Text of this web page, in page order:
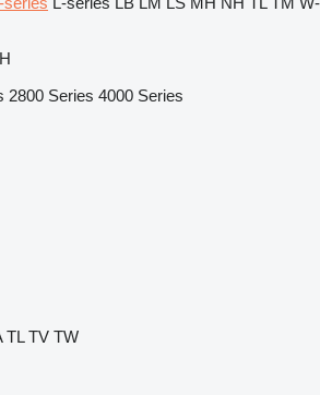
2800 Series 4000 Series
TL TV TW